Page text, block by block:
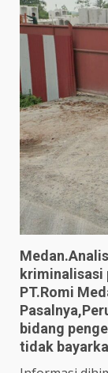
kriminalisasi
PT.Romi
bidang
tidak